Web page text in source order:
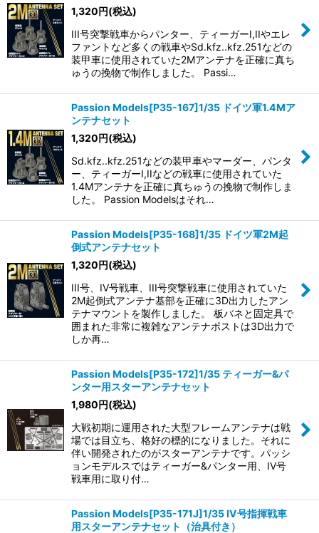
1,320円(税込)
III号突撃戦車からパンター、ティーガーI,IIやエレ
ファントなど多くの戦車やSd.kfz..kfz.251などの
装甲車に使用されていた2Mアンテナを正確に真ち
ゅうの挽物で制作しました。 Passi…
Passion Models[P35-167]1/35 ドイツ軍1.4Mア
ンテナセット
1,320円(税込)
Sd.kfz..kfz.251などの装甲車やマーダー、パンタ
ー、ティーガーI,IIなどの戦車に使用されていた
1.4Mアンテナを正確に真ちゅうの挽物で制作しま
した。 Passion Modelsはそれ…
Passion Models[P35-168]1/35 ドイツ軍2M起
倒式アンテナセット
1,320円(税込)
III号、IV号戦車、III号突撃戦車に使用されていた
2M起倒式アンテナ基部を正確に3D出力したアン
テナマウントを製作しました。 板バネと固定具で
囲まれた非常に複雑なアンテナポストは3D出力で
しか再…
Passion Models[P35-172]1/35 ティーガー&パ
ンター用スターアンテナセット
1,980円(税込)
大戦初期に運用された大型フレームアンテナは戦
場では目立ち、格好の標的になりました。それに
伴い開発されたのがスターアンテナです。パッシ
ョンモデルスではティーガー&パンター用、IV号
戦車用に取り付…
Passion Models[P35-171J]1/35 IV号指揮戦車
用スターアンテナセット（治具付き）